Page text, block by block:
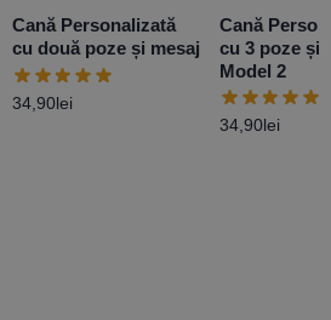
Cană Personalizată
cu două poze și mesaj
34,90lei
Cană
cu 3 poze și
Model 2
34,90lei